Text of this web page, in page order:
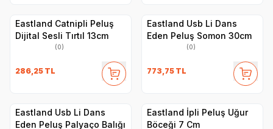
Eastland Catnipli Peluş
Dijital Sesli Tırtıl 13cm
(0)
286,25 TL
Eastland Usb Li Dans
Eden Peluş Somon 30cm
(0)
773,75 TL
Eastland Usb Li Dans
Eden Peluş Palyaço Balığı
Eastland İpli Peluş Uğur
Böceği 7 Cm